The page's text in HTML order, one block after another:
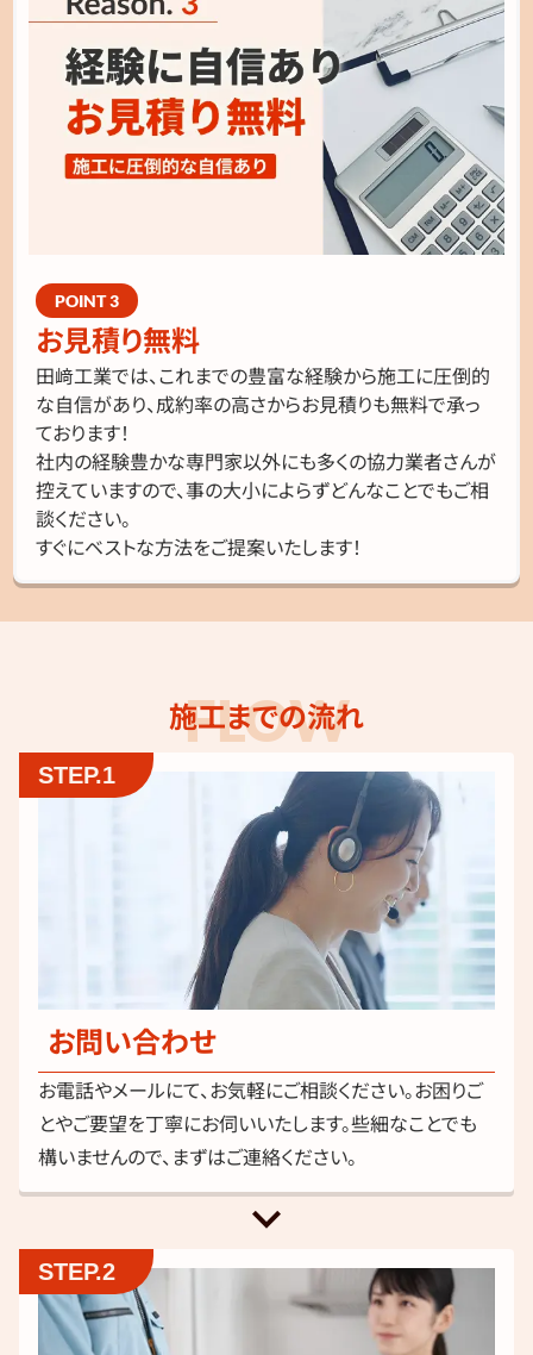
お見積り無料
田﨑工業では、これまでの豊富な経験から施工に圧倒的
な自信があり、成約率の高さからお見積りも無料で承っ
ております！
社内の経験豊かな専門家以外にも多くの協力業者さんが
控えていますので、事の大小によらずどんなことでもご相
談ください。
すぐにベストな方法をご提案いたします！
施工までの流れ
STEP.1
お問い合わせ
お電話やメールにて、お気軽にご相談ください。お困りご
とやご要望を丁寧にお伺いいたします。些細なことでも
構いませんので、まずはご連絡ください。
keyboard_arrow_down
STEP.2